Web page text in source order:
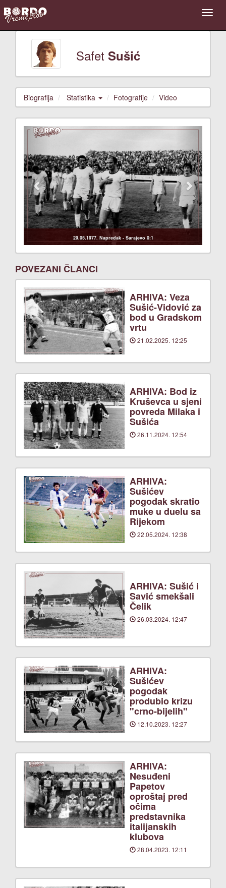
Safet Sušić
Biografija Statistika Fotografije Video
29.05.1977. Napredak - Sarajevo 0:1
Previous Next
POVEZANI ČLANCI
ARHIVA: Veza
Sušić-Vidović za
bod u Gradskom
vrtu
21.02.2025. 12:25
ARHIVA: Bod iz
Kruševca u sjeni
povreda Milaka i
Sušića
26.11.2024. 12:54
ARHIVA:
Sušićev
pogodak skratio
muke u duelu sa
Rijekom
22.05.2024. 12:38
ARHIVA: Sušić i
Savić smekšali
Čelik
26.03.2024. 12:47
ARHIVA:
Sušićev
pogodak
produbio krizu
"crno-bijelih"
12.10.2023. 12:27
ARHIVA:
Nesuđeni
Papetov
oproštaj pred
očima
predstavnika
italijanskih
klubova
28.04.2023. 12:11